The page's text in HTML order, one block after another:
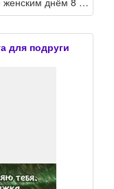
для подруги